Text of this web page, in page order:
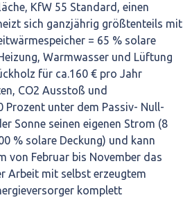
KfW 55 Standard, einen
sich ganzjährig größtenteils mit
= 65 % solare
Warmwasser und Lüftung
für ca.160 € pro Jahr
CO2 Ausstoß und
Prozent unter dem Passiv- Null-
Sonne seinen eigenen Strom (8
% solare Deckung) und kann
von Februar bis November das
Arbeit mit selbst erzeugtem
komplett